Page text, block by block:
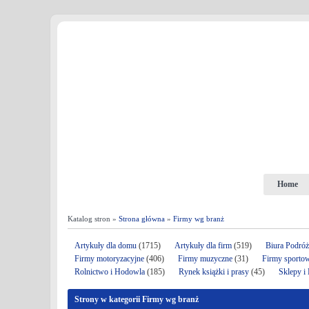
Home
Katalog stron » Strona główna » Firmy wg branż
Artykuły dla domu (1715) Artykuły dla firm (519)
Biura
Firmy motoryzacyjne (406) Firmy muzyczne (31)
Firmy
Rolnictwo i Hodowla (185) Rynek książki i prasy (45) Sklepy i
Strony w kategorii Firmy wg branż